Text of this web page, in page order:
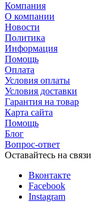
Компания
О компании
Новости
Политика
Информация
Помощь
Оплата
Условия оплаты
Условия доставки
Гарантия на товар
Карта сайта
Помощь
Блог
Вопрос-ответ
Оставайтесь на связи
Вконтакте
Facebook
Instagram